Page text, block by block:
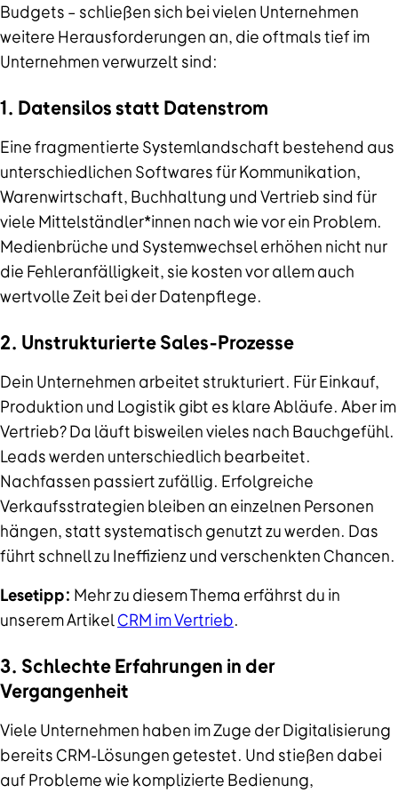
Budgets – schließen sich bei vielen Unternehmen
weitere Herausforderungen an, die oftmals tief im
Unternehmen verwurzelt sind:
1. Datensilos statt Datenstrom
Eine fragmentierte Systemlandschaft bestehend aus
unterschiedlichen Softwares für Kommunikation,
Warenwirtschaft, Buchhaltung und Vertrieb sind für
viele Mittelständler*innen nach wie vor ein Problem.
Medienbrüche und Systemwechsel erhöhen nicht nur
die Fehleranfälligkeit, sie kosten vor allem auch
wertvolle Zeit bei der Datenpflege.
2. Unstrukturierte Sales-Prozesse
Dein Unternehmen arbeitet strukturiert. Für Einkauf,
Produktion und Logistik gibt es klare Abläufe. Aber im
Vertrieb? Da läuft bisweilen vieles nach Bauchgefühl.
Leads werden unterschiedlich bearbeitet.
Nachfassen passiert zufällig. Erfolgreiche
Verkaufsstrategien bleiben an einzelnen Personen
hängen, statt systematisch genutzt zu werden. Das
führt schnell zu Ineffizienz und verschenkten Chancen.
Lesetipp: Mehr zu diesem Thema erfährst du in
unserem ArtikelCRM im Vertrieb.
3. Schlechte Erfahrungen in der
Vergangenheit
Viele Unternehmen haben im Zuge der Digitalisierung
bereits CRM-Lösungen getestet. Und stießen dabei
auf Probleme wie komplizierte Bedienung,